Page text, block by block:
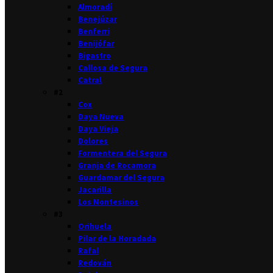
Almoradí
Benejúzar
Benferri
Benijófar
Bigastro
Callosa de Segura
Catral
Cox
Daya Nueva
Daya Vieja
Dolores
Formentera del Segura
Granja de Rocamora
Guardamar del Segura
Jacarilla
Los Montesinos
Orihuela
Pilar de la Horadada
Rafal
Redován